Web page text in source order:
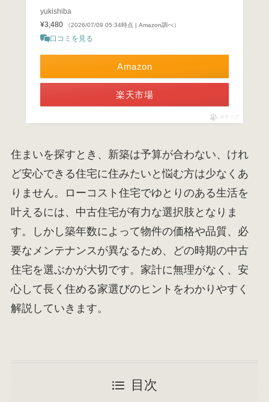
yukishiba
¥3,480
（2026/07/09 05:34時点 | Amazon調べ）
口コミを見る
Amazon
楽天市場
ポチップ
住まいを探すとき、新築は予算が合わない、けれ
ど安心できる住宅に住みたいと悩む方は少なくあ
りません。ローコスト住宅でゆとりのある生活を
叶えるには、中古住宅が有力な選択肢となりま
す。しかし築年数によって物件の価格や品質、必
要なメンテナンスが異なるため、どの時期の中古
住宅を選ぶかが大切です。家計に無理がなく、安
心して長く住める家選びのヒントをわかりやすく
解説していきます。
目次